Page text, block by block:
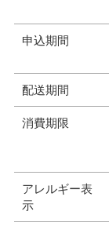
申込期間
配送期間
消費期限
アレルギー表
示